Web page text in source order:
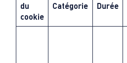
du
cookie
Catégorie Durée